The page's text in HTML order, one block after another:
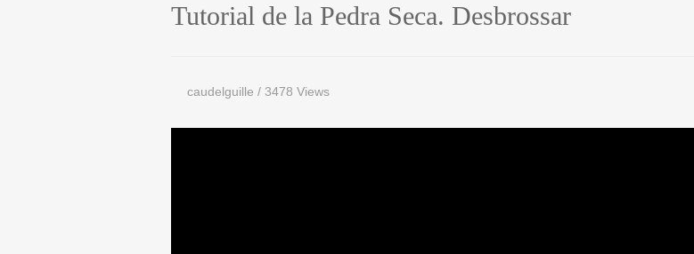
Tutorial de la Pedra Seca. Desbrossar
caudelguille / 3478 Views